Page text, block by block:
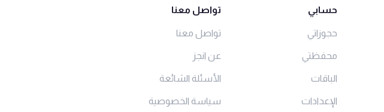
حسابي
حجوزاتي
محفظتي
الباقات
الإعدادات
تواصل معنا
تواصل معنا
عن انجز
الأسئلة الشائعة
سياسة الخصوصية